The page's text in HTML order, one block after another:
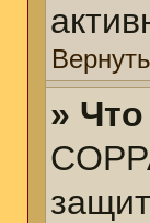
» Что